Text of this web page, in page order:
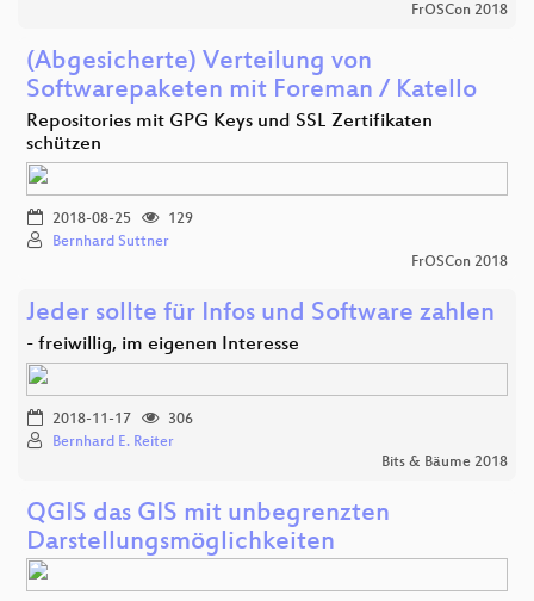
FrOSCon 2018
(Abgesicherte) Verteilung von
Softwarepaketen mit Foreman / Katello
Repositories mit GPG Keys und SSL Zertifikaten
schützen
2018-08-25
129
Bernhard Suttner
FrOSCon 2018
Jeder sollte für Infos und Software zahlen
- freiwillig, im eigenen Interesse
2018-11-17
306
Bernhard E. Reiter
Bits & Bäume 2018
QGIS das GIS mit unbegrenzten
Darstellungsmöglichkeiten